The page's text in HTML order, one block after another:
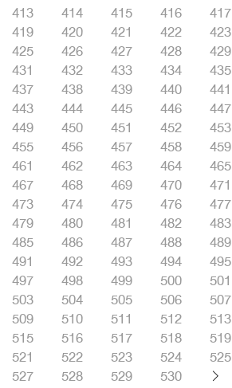
413
414 415 416 417
419
420 421 422 423
425
426 427 428 429
431
432 433 434 435
437
438 439 440 441
443
444 445 446 447
449
450 451 452 453
455
456 457 458 459
461
462 463 464 465
467
468 469 470 471
473
474 475 476 477
479
480 481 482 483
485
486 487 488 489
491
492 493 494 495
497
498 499 500 501
503
504 505 506 507
509
510 511 512 513
515
516 517 518 519
521
522 523 524 525
527
528 529 530